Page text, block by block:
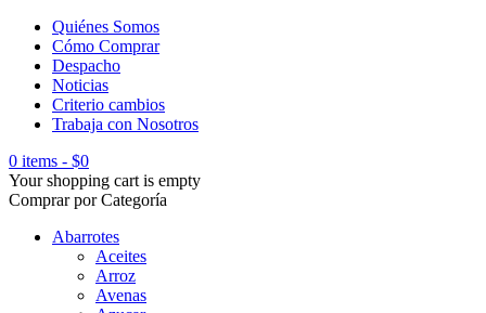
Quiénes Somos
Cómo Comprar
Despacho
Noticias
Criterio cambios
Trabaja con Nosotros
0 items - $0
Your shopping cart is empty
Comprar por Categoría
Abarrotes
Aceites
Arroz
Avenas